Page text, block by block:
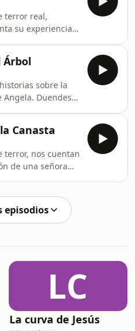
Reales en
Cuéntame tu
contar
terror real,
su experiencia
en los
Ecuador. 2014.
Árbol
sobre la
Angela. Duendes
Canasta
terror, nos cuentan
de una señora
episodios
LC
La curva de Jesús